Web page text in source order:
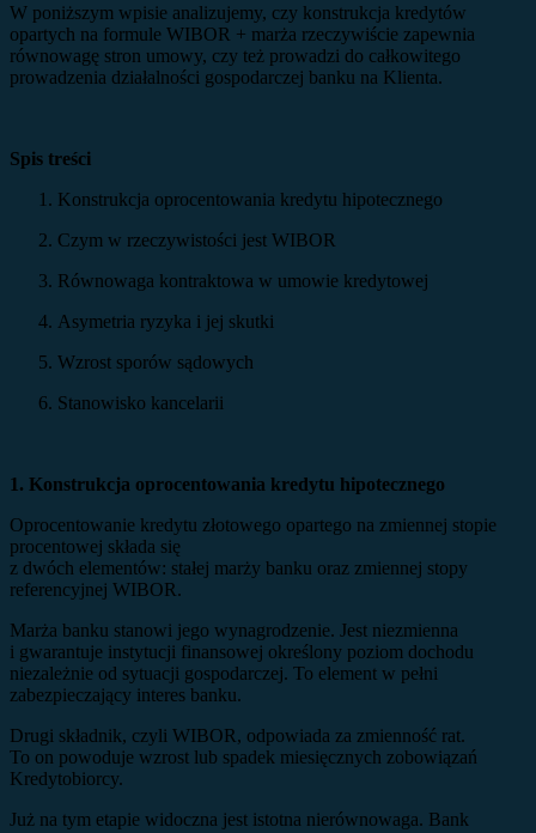
W poniższym wpisie analizujemy, czy konstrukcja kredytów
opartych na formule WIBOR + marża rzeczywiście zapewnia
równowagę stron umowy, czy też prowadzi do całkowitego
prowadzenia działalności gospodarczej banku na Klienta.
Spis treści
Konstrukcja oprocentowania kredytu hipotecznego
Czym w rzeczywistości jest WIBOR
Równowaga kontraktowa w umowie kredytowej
Asymetria ryzyka i jej skutki
Wzrost sporów sądowych
Stanowisko kancelarii
1. Konstrukcja oprocentowania kredytu hipotecznego
Oprocentowanie kredytu złotowego opartego na zmiennej stopie
procentowej składa się
z dwóch elementów: stałej marży banku oraz zmiennej stopy
referencyjnej WIBOR.
Marża banku stanowi jego wynagrodzenie. Jest niezmienna
i gwarantuje instytucji finansowej określony poziom dochodu
niezależnie od sytuacji gospodarczej. To element w pełni
zabezpieczający interes banku.
Drugi składnik, czyli WIBOR, odpowiada za zmienność rat.
To on powoduje wzrost lub spadek miesięcznych zobowiązań
Kredytobiorcy.
Już na tym etapie widoczna jest istotna nierównowaga. Bank